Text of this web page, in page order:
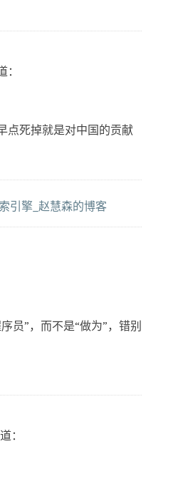
：
点死掉就是对中国的贡献
引擎_赵慧森的博客
员”，而不是“做为”，错别
：